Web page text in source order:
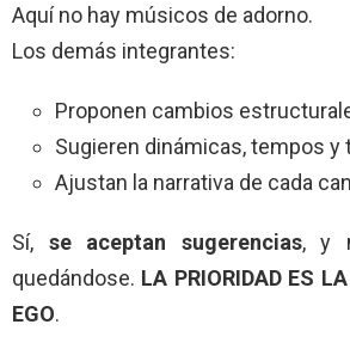
Aquí no hay músicos de adorno.
Los demás integrantes:
Proponen cambios
Sugieren dinámicas, tempos y
Ajustan la narrativa de cada
Sí, se aceptan sugerencias, y
quedándose. LA PRIORIDAD ES
EGO.